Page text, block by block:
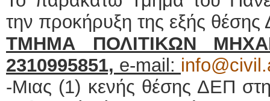
την προκήρυξη της εξής
ΤΜΗΜΑ ΠΟΛΙΤΙΚΩΝ
2310995851, e-mail:
-Μιας (1) κενής θέσης ΔΕΠ